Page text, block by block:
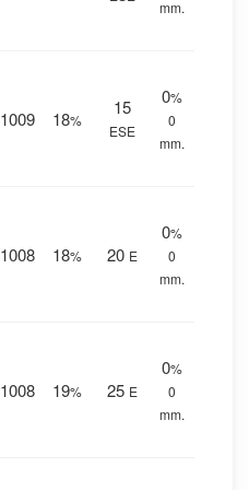
mm.
1009 18%
15
ESE
0%
0
mm.
1008 18% 20 E
0%
0
mm.
1008 19% 25 E
0%
0
mm.